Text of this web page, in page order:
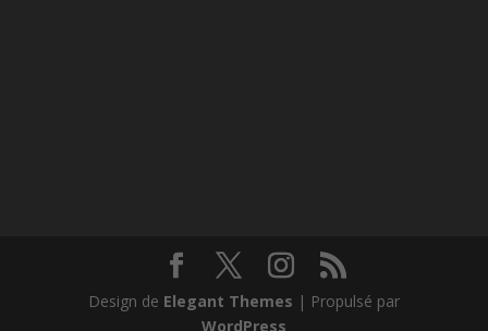
Design de Elegant Themes | Propulsé par
WordPress